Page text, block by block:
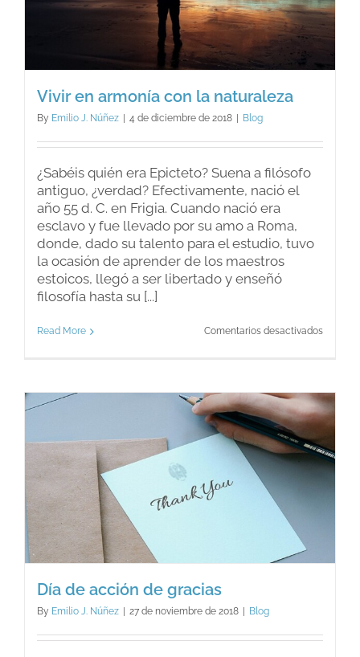
Vivir en armonía con la naturaleza
By Emilio J. Núñez 4 de diciembre de 2018 Blog
¿Sabéis quién era Epicteto? Suena a filósofo
antiguo, ¿verdad? Efectivamente, nació el
año 55 d. C. en Frigia. Cuando nació era
esclavo y fue llevado por su amo a Roma,
donde, dado su talento para el estudio, tuvo
la ocasión de aprender de los maestros
estoicos, llegó a ser libertado y enseñó
filosofía hasta su [...]
Read More Comentarios desactivadosen
la
Día de acción de gracias
By Emilio J. Núñez 27 de noviembre de 2018 Blog